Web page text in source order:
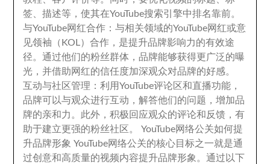
签 、描述等 ，使其在YouTube搜索引擎中排名靠前。
与YouTube网红合作 ：与相关领域的YouTube网红或意
见领袖（KOL）合作 ， 是提升品牌影响力的有效途
径。通过他们的粉丝群体 ，品牌能够获得更广泛的曝
光 ， 并借助网红的信任度加深观众对品牌的好感。
互动与社区管理 ：利用YouTube评论区和直播功能 ，
品牌可以与观众进行互动 ，解答他们的问题 ，增加品
牌的亲和力 。 此外 ，积极回应观众的评论和反馈 ，有
助于建立更强的粉丝社区 。YouTube网络公关如何提
升品牌形象 YouTube网络公关的核心目标之一就是通
过创意和高质量的视频内容提升品牌形象 。通过以下